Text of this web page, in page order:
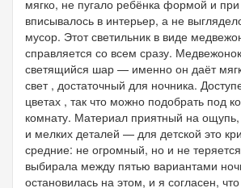
мягко, не пугало ребёнка формой и
вписывалось в интерьер, а не
мусор. Этот светильник в виде
справляется со всем сразу.
светящийся шар — именно он даёт
свет , достаточный для ночника.
цветах , так что можно подобрать под
комнату. Материал приятный на ощупь,
и мелких деталей — для детской это
средние: не огромный, но и не
выбирала между пятью вариантами
остановилась на этом, и я согласен,